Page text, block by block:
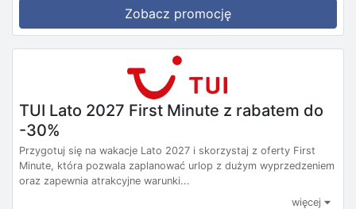
Zobacz promocję
TUI Lato 2027 First Minute z rabatem do
-30%
Przygotuj się na wakacje Lato 2027 i skorzystaj z oferty First
Minute, która pozwala zaplanować urlop z dużym wyprzedzeniem
oraz zapewnia atrakcyjne warunki...
więcej